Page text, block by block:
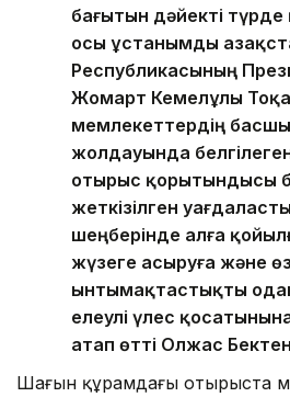
бағытын дәйекті
осы ұстанымды
Республикасының
Жомарт Кемелұлы
мемлекеттердің
жолдауында
отырыс қорытындысы
жеткізілген
шеңберінде алға
жүзеге асыруға және
ынтымақтастықты одан
елеулі үлес
атап өтті Олжас
Шағын құрамдағы отырыста